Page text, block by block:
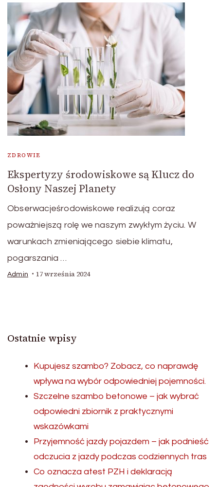
ZDROWIE
Ekspertyzy środowiskowe są Klucz do
Osłony Naszej Planety
Obserwacjeśrodowiskowe realizują coraz
poważniejszą rolę we naszym zwykłym życiu. W
warunkach zmieniającego siebie klimatu,
pogarszania …
Admin 17 września 2024
Ostatnie wpisy
Kupujesz szambo? Zobacz, co naprawdę
wpływa na wybór odpowiedniej pojemności.
Szczelne szambo betonowe – jak wybrać
odpowiedni zbiornik z praktycznymi
wskazówkami
Przyjemność jazdy pojazdem – jak podnieść
odczucia z jazdy podczas codziennych tras
Co oznacza atest PZH i deklaracją